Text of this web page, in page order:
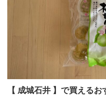
【 成城石井 】で買える